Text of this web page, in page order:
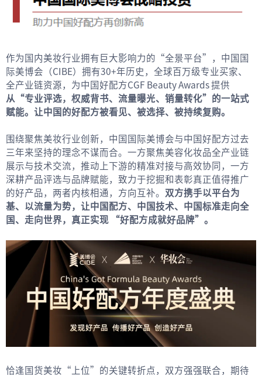
作为国内美妆行业拥有巨大影响力的“全景平台”，中国国
际美博会（CIBE）拥有30+年历史，全球百万级专业买家、
全产业链资源，为中国好配方CGF Beauty Awards 提供
从“专业评选，权威背书、流量曝光、销量转化”的一站式
赋能。让中国的好配方被看见、被选择、被持续复购。
围绕聚焦美妆行业创新，中国国际美博会与中国好配方过去
三年来坚持的理念不谋而合。一方聚焦美容化妆品全产业链
展示与技术交流，推动上下游的精准对接与高效协同，一方
深耕产品评选与品牌赋能，致力于挖掘和表彰真正值得推广
的好产品，两者内核相通，方向互补。 双方携手以平台为
基、以流量为势，让中国配方、中国技术、中国标准走向全
国、走向世界，真正实现 “好配方成就好品牌”。
恰逢国货美妆“上位”的关键转折点，双方强强联合，期待